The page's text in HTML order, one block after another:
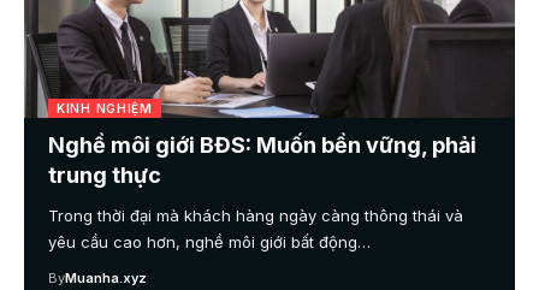
KINH NGHIỆM
Nghề môi giới BĐS: Muốn bền vững, phải
trung thực
Trong thời đại mà khách hàng ngày càng thông thái và
yêu cầu cao hơn, nghề môi giới bất động…
ByMuanha.xyz